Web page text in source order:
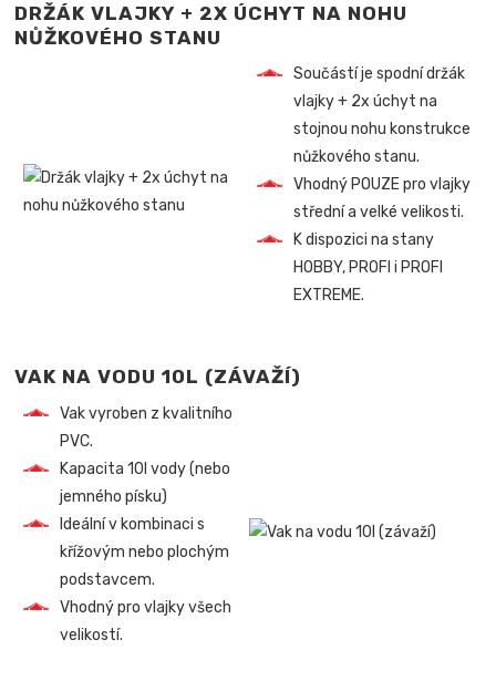
DRŽÁK VLAJKY + 2X ÚCHYT NA NOHU
NŮŽKOVÉHO STANU
Součástí je spodní držák
vlajky + 2x úchyt na
stojnou nohu konstrukce
nůžkového stanu.
Vhodný POUZE pro vlajky
střední a velké velikosti.
K dispozici na stany
HOBBY, PROFI i PROFI
EXTREME.
VAK NA VODU 10L (ZÁVAŽÍ)
Vak vyroben z kvalitního
PVC.
Kapacita 10l vody (nebo
jemného písku)
Ideální v kombinaci s
křížovým nebo plochým
podstavcem.
Vhodný pro vlajky všech
velikostí.